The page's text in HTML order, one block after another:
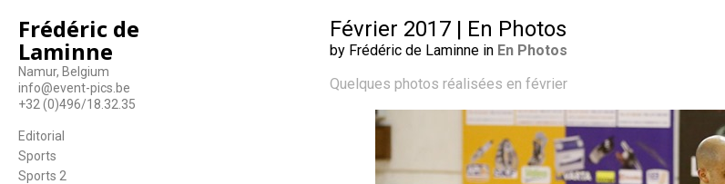
Frédéric de
Laminne
Namur, Belgium
info@event-pics.be
+32 (0)496/18.32.35
Editorial
Sports
Sports 2
Février 2017 | En Photos
by Frédéric de Laminne in En Photos
Quelques photos réalisées en février